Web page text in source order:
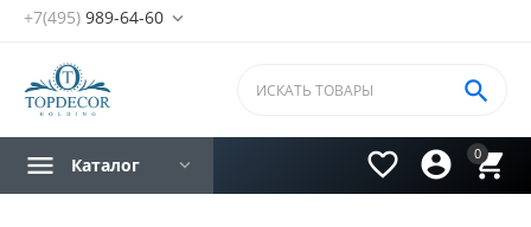
+7(495) 989-64-60 
0




Каталог